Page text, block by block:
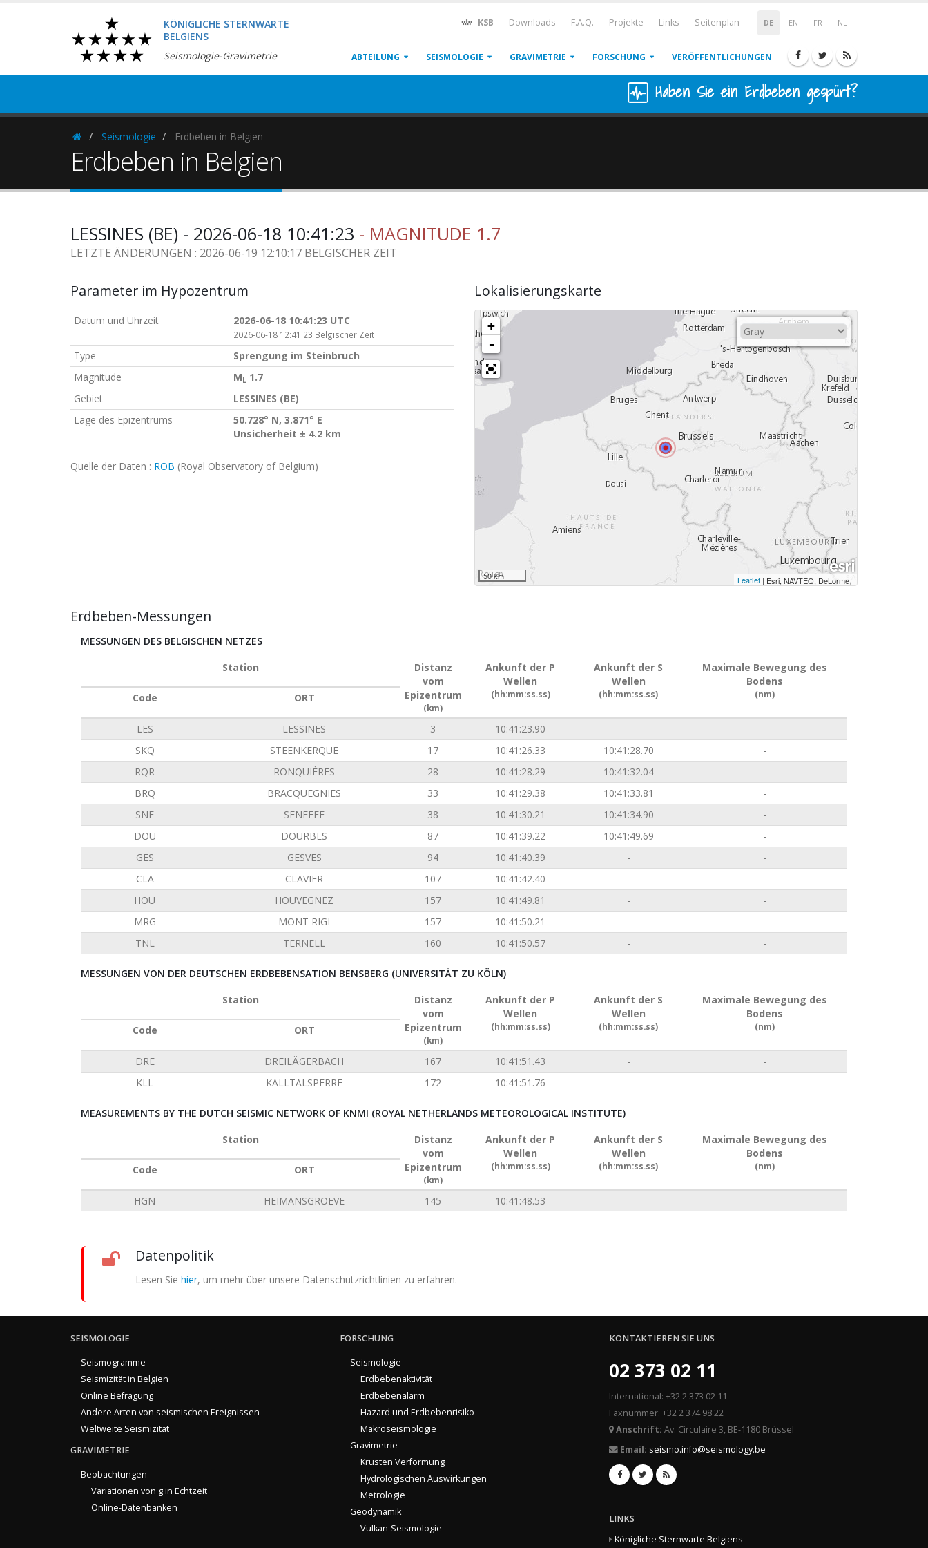
KÖNIGLICHE STERNWARTE
BELGIENS
Seismologie-Gravimetrie
DE EN FR NL
KSB Downloads F.A.Q. Projekte Links Seitenplan
ABTEILUNG SEISMOLOGIE GRAVIMETRIE FORSCHUNG VERÖFFENTLICHUNGEN
Haben Sie ein Erdbeben gespürt?
HomepageSeismologie Erdbeben in Belgien
Erdbeben in Belgien
LESSINES (BE) - 2026-06-18 10:41:23 - MAGNITUDE 1.7
LETZTE ÄNDERUNGEN : 2026-06-19 12:10:17 BELGISCHER ZEIT
Parameter im Hypozentrum
Datum und Uhrzeit 2026-06-18 10:41:23 UTC
2026-06-18 12:41:23 Belgischer Zeit
Type
Sprengung im Steinbruch
Magnitude
ML 1.7
Gebiet
LESSINES (BE)
Lage des Epizentrums
50.728° N, 3.871° E
Unsicherheit ± 4.2 km
Quelle der Daten : ROB (Royal Observatory of Belgium)
Lokalisierungskarte
+
-
50 km Leaflet | Esri, NAVTEQ, DeLorme,
Erdbeben-Messungen
MESSUNGEN DES BELGISCHEN NETZES
Station
Distanz
vom
Epizentrum
(km)
Ankunft der P
Wellen
(hh:mm:ss.ss)
Ankunft der S
Wellen
(hh:mm:ss.ss)
Maximale Bewegung des
Bodens
(nm)
Code ORT
LES LESSINES 3 10:41:23.90 -
-
SKQ
STEENKERQUE 17 10:41:26.33 10:41:28.70
-
RQR
RONQUIÈRES 28 10:41:28.29 10:41:32.04
-
BRQ
BRACQUEGNIES 33 10:41:29.38 10:41:33.81
-
SNF
SENEFFE 38 10:41:30.21 10:41:34.90
-
DOU
DOURBES 87 10:41:39.22 10:41:49.69
-
GES
GESVES 94 10:41:40.39 -
-
CLA
CLAVIER 107 10:41:42.40 -
-
HOU
HOUVEGNEZ 157 10:41:49.81 -
-
MRG
MONT RIGI 157 10:41:50.21 -
-
TNL
TERNELL 160 10:41:50.57 - -
MESSUNGEN VON DER DEUTSCHEN ERDBEBENSATION BENSBERG (UNIVERSITÄT ZU KÖLN)
Station
Distanz
vom
Epizentrum
(km)
Ankunft der P
Wellen
(hh:mm:ss.ss)
Ankunft der S
Wellen
(hh:mm:ss.ss)
Maximale Bewegung des
Bodens
(nm)
Code ORT
DRE DREILÄGERBACH 167 10:41:51.43 -
-
KLL
KALLTALSPERRE 172 10:41:51.76 - -
MEASUREMENTS BY THE DUTCH SEISMIC NETWORK OF KNMI (ROYAL NETHERLANDS METEOROLOGICAL INSTITUTE)
Station
Distanz
vom
Epizentrum
(km)
Ankunft der P
Wellen
(hh:mm:ss.ss)
Ankunft der S
Wellen
(hh:mm:ss.ss)
Maximale Bewegung des
Bodens
(nm)
Code ORT
HGN HEIMANSGROEVE 145 10:41:48.53 - -
Datenpolitik
Lesen Sie hier, um mehr über unsere Datenschutzrichtlinien zu erfahren.
SEISMOLOGIE
Seismogramme
Seismizität in Belgien
Online Befragung
Andere Arten von seismischen Ereignissen
Weltweite Seismizität
GRAVIMETRIE
Beobachtungen
Variationen von g in Echtzeit
Online-Datenbanken
FORSCHUNG
Seismologie
Erdbebenaktivität
Erdbebenalarm
Hazard und Erdbebenrisiko
Makroseismologie
Gravimetrie
Krusten Verformung
Hydrologischen Auswirkungen
Metrologie
Geodynamik
Vulkan-Seismologie
KONTAKTIEREN SIE UNS
02 373 02 11
International: +32 2 373 02 11
Faxnummer: +32 2 374 98 22
Anschrift: Av. Circulaire 3, BE-1180 Brüssel
Email: seismo.info@seismology.be
LINKS
Königliche Sternwarte Belgiens